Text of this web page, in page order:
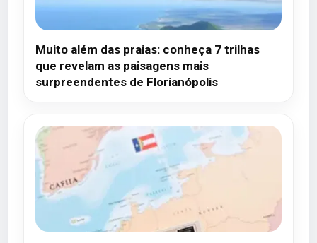
Muito além das praias: conheça 7 trilhas
que revelam as paisagens mais
surpreendentes de Florianópolis